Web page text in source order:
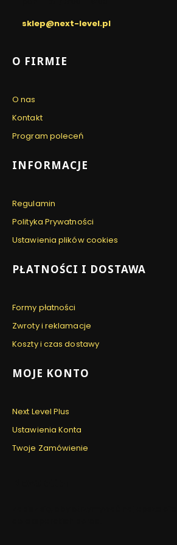
sklep@next-level.pl
Linki w stopce
O FIRMIE
O nas
Kontakt
Program poleceń
INFORMACJE
Regulamin
Polityka Prywatności
Ustawienia plików cookies
PŁATNOŚCI I DOSTAWA
Formy płatności
Zwroty i reklamacje
Koszty i czas dostawy
MOJE KONTO
Next Level Plus
Ustawienia Konta
Twoje Zamówienie